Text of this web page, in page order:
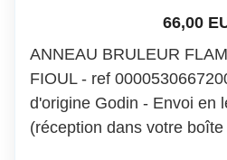
66,00
ANNEAU BRULEUR
FIOUL - ref
d'origine Godin - Envoi en
(réception dans votre